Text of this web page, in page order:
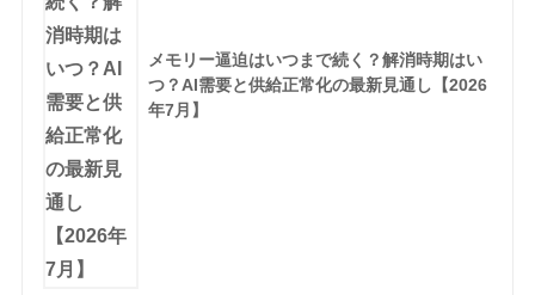
メモリー逼迫はいつまで続く？解消時期はい
つ？AI需要と供給正常化の最新見通し【2026
年7月】